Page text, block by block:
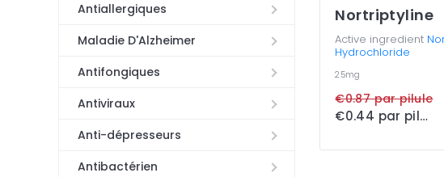
Antiallergiques
Maladie D'Alzheimer
Antifongiques
Antiviraux
Anti-dépresseurs
Antibactérien
Nortriptyline
Active ingredient
Hydrochloride
25mg
€0.87 par pilule
€0.44 par pilule